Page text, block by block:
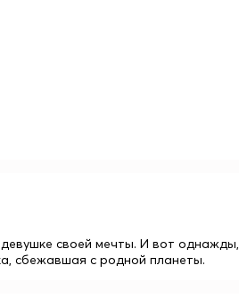
своей мечты. И вот
сбежавшая с родной планеты.